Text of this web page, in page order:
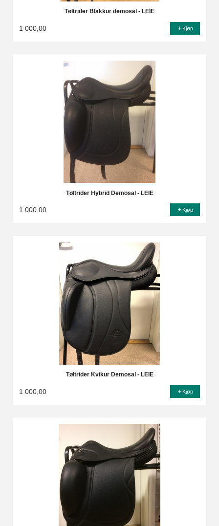
Tøltrider Blakkur demosal - LEIE
1 000,00 Kjøp
Tøltrider Hybrid Demosal - LEIE
1 000,00 Kjøp
Tøltrider Kvikur Demosal - LEIE
1 000,00 Kjøp